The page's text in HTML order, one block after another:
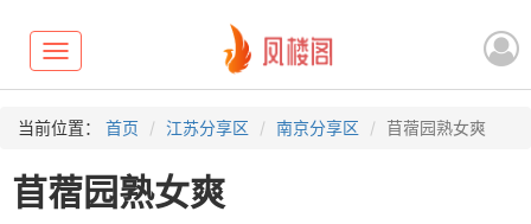
Toggle
navigation
当前位置： 首页 江苏分享区 南京分享区 苜蓿园熟女爽
苜蓿园熟女爽